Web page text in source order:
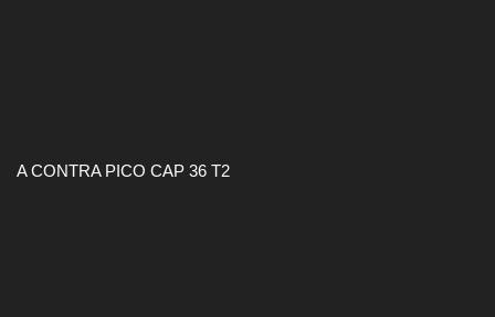
A CONTRA PICO CAP 36 T2